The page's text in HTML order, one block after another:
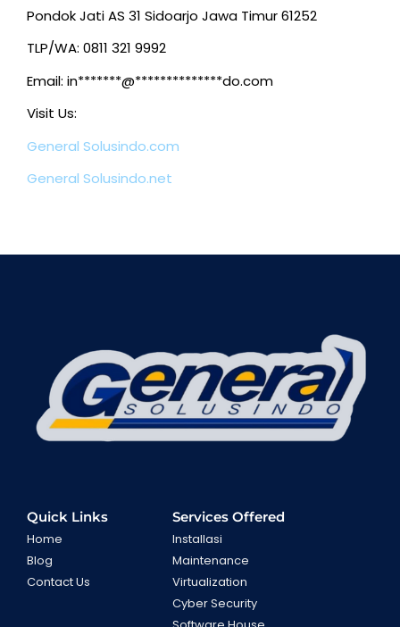
Pondok Jati AS 31 Sidoarjo Jawa Timur 61252
TLP/WA: 0811 321 9992
Email: in*******@**************do.com
Visit Us:
General Solusindo.com
General Solusindo.net
Quick Links
Home
Blog
Contact Us
Services Offered
Installasi
Maintenance
Virtualization
Cyber Security